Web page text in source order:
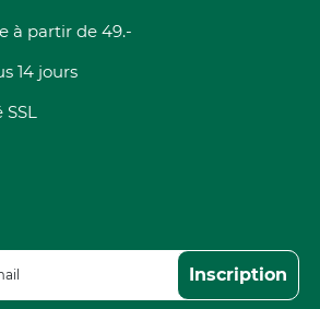
à partir de 49.-
14 jours
Inscription